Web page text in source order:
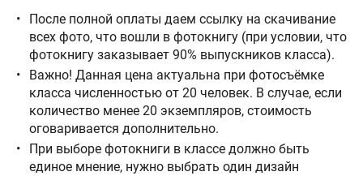
После полной оплаты даем ссылку на скачивание
всех фото, что вошли в фотокнигу (при условии, что
фотокнигу заказывает 90% выпускников класса).
Важно! Данная цена актуальна при фотосъёмке
класса численностью от 20 человек. В случае, если
количество менее 20 экземпляров, стоимость
оговаривается дополнительно.
При выборе фотокниги в классе должно быть
единое мнение, нужно выбрать один дизайн